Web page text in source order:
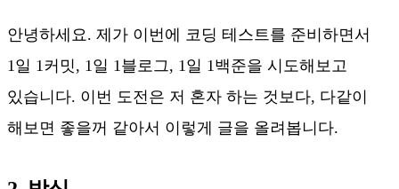
안녕하세요. 제가 이번에 코딩 테스트를 준비하면서
1일 1커밋, 1일 1블로그, 1일 1백준을 시도해보고
있습니다. 이번 도전은 저 혼자 하는 것보다, 다같이
해보면 좋을꺼 같아서 이렇게 글을 올려봅니다.